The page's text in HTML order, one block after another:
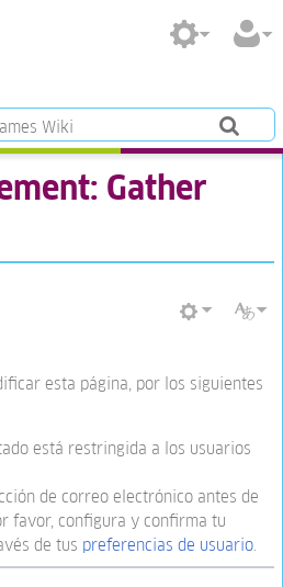
Gather
esta página, por los siguientes
está restringida a los usuarios
de correo electrónico antes de
favor, configura y confirma tu
de tus preferencias de usuario.